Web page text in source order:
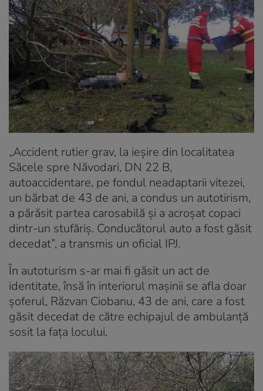
„Accident rutier grav, la ieșire din localitatea
Săcele spre Năvodari, DN 22 B,
autoaccidentare, pe fondul neadaptarii vitezei,
un bărbat de 43 de ani, a condus un autotirism,
a părăsit partea carosabilă și a acroșat copaci
dintr-un stufăriș. Conducătorul auto a fost găsit
decedat”, a transmis un oficial IPJ.
În autoturism s-ar mai fi găsit un act de
identitate, însă în interiorul mașinii se afla doar
șoferul, Răzvan Ciobanu, 43 de ani, care a fost
găsit decedat de către echipajul de ambulanță
sosit la fața locului.